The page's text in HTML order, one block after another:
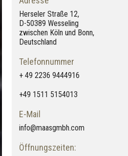
Herseler Straße 12,
D-50389 Wesseling
zwischen Köln und Bonn,
Deutschland
Telefonnummer
+ 49 2236 9444916
+49 1511 5154013
E-Mail
info@maasgmbh.com
Öffnungszeiten: